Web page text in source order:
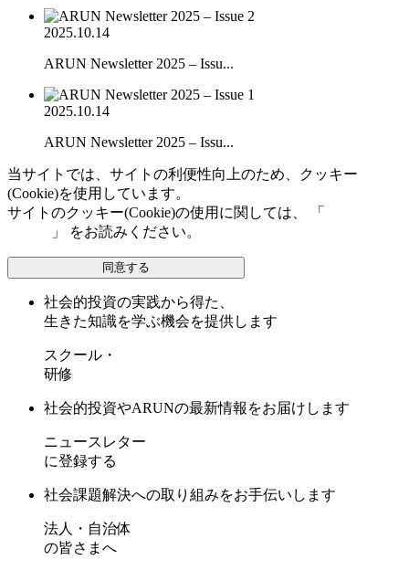
2025.10.14
ARUN Newsletter 2025 – Issu...
2025.10.14
ARUN Newsletter 2025 – Issu...
当サイトでは、サイトの利便性向上のため、クッキー
(Cookie)を使用しています。
サイトのクッキー(Cookie)の使用に関しては、 「
」 をお読みください。
同意する
社会的投資の実践から得た、
生きた知識を学ぶ機会を提供します
スクール・
研修
社会的投資やARUNの最新情報をお届けします
ニュースレター
に登録する
社会課題解決への取り組みをお手伝いします
法人・自治体
の皆さまへ